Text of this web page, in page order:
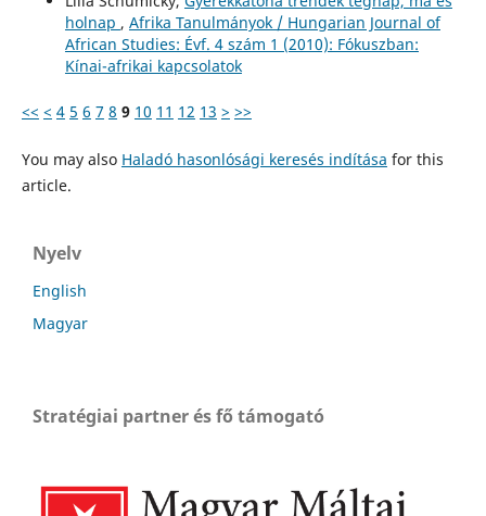
holnap , Afrika Tanulmányok / Hungarian Journal of
African Studies: Évf. 4 szám 1 (2010): Fókuszban:
Kínai-afrikai kapcsolatok
<< < 4 5 6 7 8 9 10 11 12 13 > >>
You may also Haladó hasonlósági keresés indítása for this
article.
Nyelv
English
Magyar
Stratégiai partner és fő támogató